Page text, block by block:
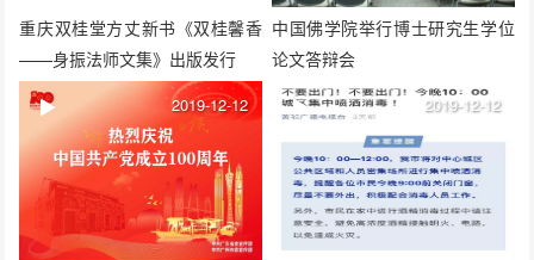
重庆双桂堂方丈新书《双桂馨香
——身振法师文集》出版发行
中国佛学院举行博士研究生学位
论文答辩会
2019-12-12 2019-12-12